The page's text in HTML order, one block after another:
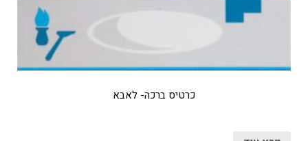
כרטיס ברכה- לאבא